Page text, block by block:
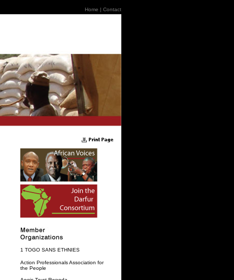
Home | Contact
1 TOGO SANS ETHNIES
Action Professionals Association for
the People